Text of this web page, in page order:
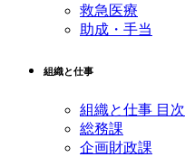
救急医療
助成・手当
組織と仕事
組織と仕事 目次
総務課
企画財政課